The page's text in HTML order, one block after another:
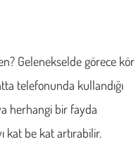
Gelenekselde görece kör
telefonunda kullandığı
herhangi bir fayda
kat be kat artırabilir.